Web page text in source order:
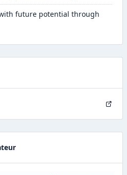
future potential through